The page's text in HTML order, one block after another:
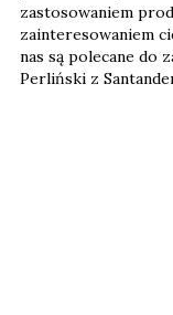
zastosowaniem
zainteresowaniem
nas są polecane do
Perliński z